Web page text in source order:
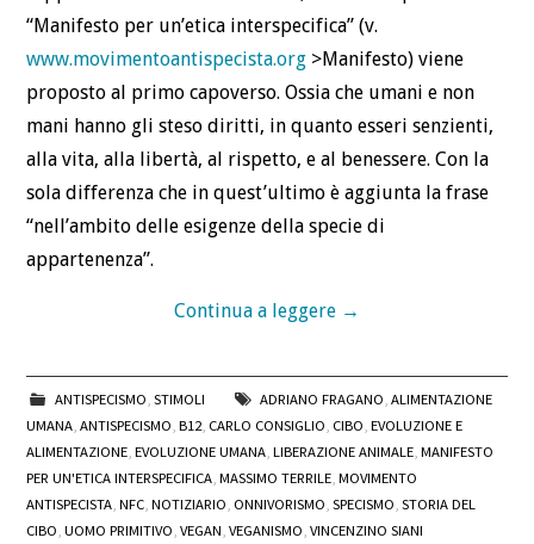
“Manifesto per un’etica interspecifica” (v.
www.movimentoantispecista.org >Manifesto) viene
proposto al primo capoverso. Ossia che umani e non
mani hanno gli steso diritti, in quanto esseri senzienti,
alla vita, alla libertà, al rispetto, e al benessere. Con la
sola differenza che in quest’ultimo è aggiunta la frase
“nell’ambito delle esigenze della specie di
appartenenza”.
Continua a leggere →
ANTISPECISMO, STIMOLI ADRIANO FRAGANO, ALIMENTAZIONE
UMANA,ANTISPECISMO,B12, CARLO CONSIGLIO, CIBO,EVOLUZIONE E
ALIMENTAZIONE,EVOLUZIONE UMANA,LIBERAZIONE ANIMALE,MANIFESTO
PER UN'ETICA INTERSPECIFICA,MASSIMO TERRILE,MOVIMENTO
ANTISPECISTA,NFC,NOTIZIARIO, ONNIVORISMO,SPECISMO,STORIA DEL
CIBO,UOMO PRIMITIVO,VEGAN,VEGANISMO,VINCENZINO SIANI